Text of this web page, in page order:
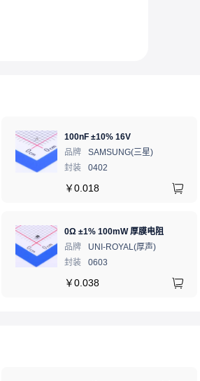
100nF ±10% 16V
品牌
SAMSUNG(三星)
封装
0402
￥0.018
0Ω ±1% 100mW 厚膜电阻
品牌
UNI-ROYAL(厚声)
封装
0603
￥0.038